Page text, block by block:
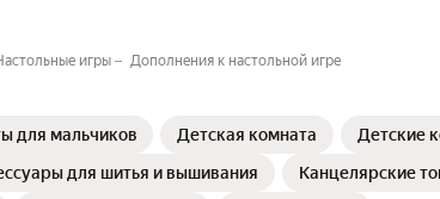
игры Дополнения к настольной игре
для мальчиков Детская комната
Детские
для шитья и вышивания
Канцелярские